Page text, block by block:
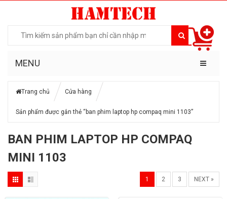
MENU
Trang chủ Cửa hàng
Sản phẩm được gắn thẻ “ban phim laptop hp compaq mini 1103”
BAN PHIM LAPTOP HP COMPAQ
MINI 1103
1 2 3 NEXT »